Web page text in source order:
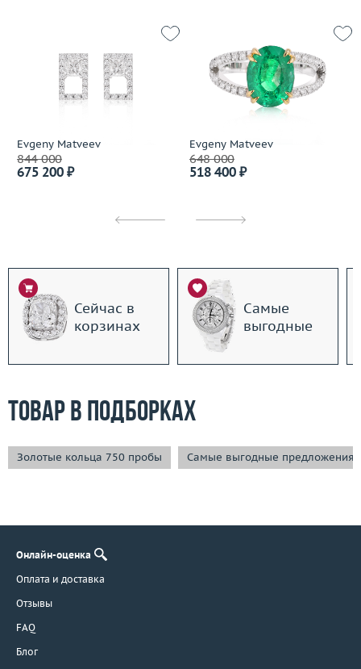
Evgeny Matveev
844 000
675 200 ₽
Evgeny Matveev
648 000
518 400 ₽
Сейчас в
корзинах
Самые
выгодные
Товар в подборках
Золотые кольца 750 пробы Самые выгодные предложения
Онлайн-оценка
Оплата и доставка
Отзывы
FAQ
Блог